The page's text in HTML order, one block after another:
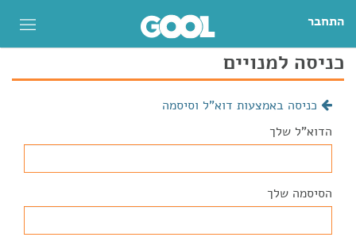
התחבר
כניסה למנויים
כניסה באמצעות דוא"ל וסיסמה
הדוא"ל שלך
הסיסמה שלך